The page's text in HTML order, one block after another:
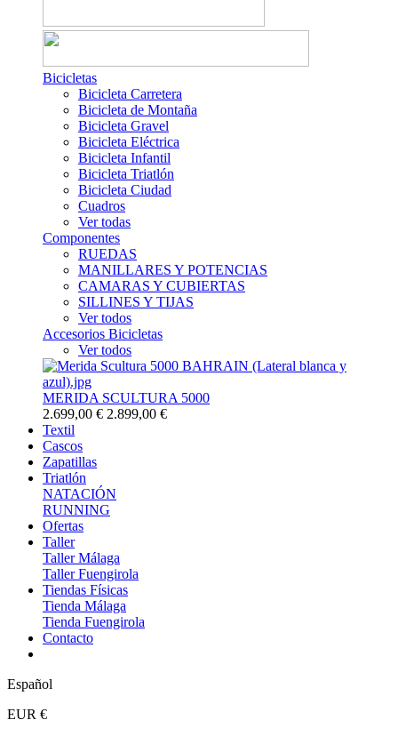
Bicicletas
Bicicleta Carretera
Bicicleta de Montaña
Bicicleta Gravel
Bicicleta Eléctrica
Bicicleta Infantil
Bicicleta Triatlón
Bicicleta Ciudad
Cuadros
Ver todas
Componentes
RUEDAS
MANILLARES Y POTENCIAS
CAMARAS Y CUBIERTAS
SILLINES Y TIJAS
Ver todos
Accesorios Bicicletas
Ver todos
MERIDA SCULTURA 5000
2.699,00 € 2.899,00 €
Textil
Cascos
Zapatillas
Triatlón
NATACIÓN
RUNNING
Ofertas
Taller
Taller Málaga
Taller Fuengirola
Tiendas Físicas
Tienda Málaga
Tienda Fuengirola
Contacto
Español
EUR €